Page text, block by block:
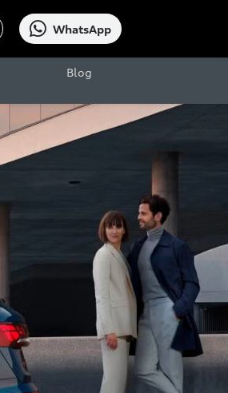
WhatsApp
Blog